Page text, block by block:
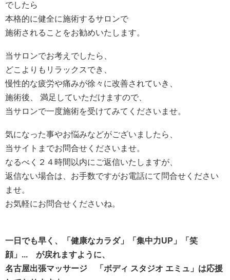
でしたら
本格的に健全に施術するサロンで
施術されることをお勧めいたします。
当サロンでお考えでしたら、
どこよりもリラックスでき、
慢性的な疲労や痛みが徐々に改善されていき、
施術後、 満足していただけますので、
当サロンで一度施術を受けてみてくださいませ。
気になった事やお悩みなどがございましたら、
当サイトまでお問合せくださいませ。
なるべく２４時間以内にご返信いたしますが、
返信ない場合は、お手数ですがお電話にて問合せください
ませ。
お気軽にお問合せくださいね。
一日でも早く、「健康なカラダ」「集中力UP」「笑
顔」... が戻れますように、
名古屋出張マッサージ 「ボディ スタジオ エミュ」は応援